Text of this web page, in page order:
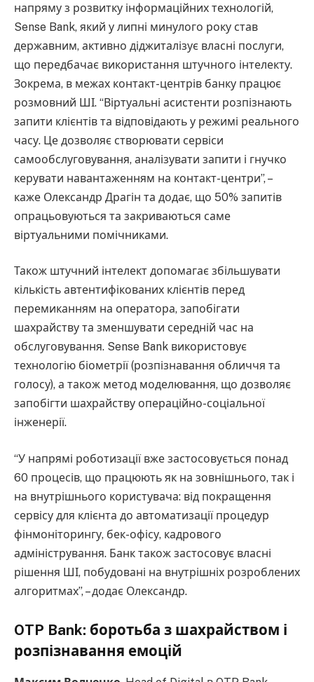
напряму з розвитку інформаційних технологій,
Sense Bank, який у липні минулого року став
державним, активно діджиталізує власні послуги,
що передбачає використання штучного інтелекту.
Зокрема, в межах контакт-центрів банку працює
розмовний ШІ. “Віртуальні асистенти розпізнають
запити клієнтів та відповідають у режимі реального
часу.​ Це дозволяє створювати сервіси
самообслуговування, аналізувати запити і гнучко
керувати навантаженням на контакт-центри”, –
каже Олександр Драгін та додає, що 50% запитів
опрацьовуються та закриваються саме
віртуальними помічниками.
Також штучний інтелект допомагає збільшувати
кількість автентифікованих клієнтів перед
перемиканням на оператора, запобігати
шахрайству та зменшувати середній час на
обслуговування. Sense Bank використовує
технологію біометрії (розпізнавання обличчя та
голосу), а також метод моделювання, що дозволяє
запобігти шахрайству операційно-соціальної
інженерії.
“У напрямі роботизації вже застосовується понад
60 процесів, що працюють як на зовнішнього, так і
на внутрішнього користувача: від покращення
сервісу для клієнта до автоматизації процедур
фінмоніторингу, бек-офісу, кадрового
адміністрування. Банк також застосовує власні
рішення ШІ, побудовані на внутрішніх розроблених
алгоритмах”, – додає Олександр.
OTP Bank: боротьба з шахрайством і
розпізнавання емоцій